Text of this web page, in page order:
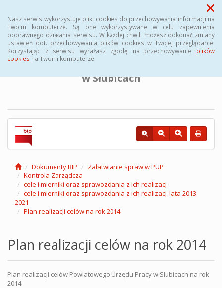
Nasz serwis wykorzystuje pliki cookies do przechowywania informacji na
Twoim komputerze. Są one wykorzystywane w celu zapewnienia
poprawnego działania serwisu. W każdej chwili możesz dokonać zmiany
ustawień dot. przechowywania plików cookies w Twojej przeglądarce.
Korzystając z serwisu wyrażasz zgodę na przechowywanie plików
cookies na Twoim komputerze.
Menu
BIULETYN INFORMACJI PUBLICZNEJ
Powiatowego Urzędu Pracy
w Słubicach
Dokumenty BIP
Załatwianie spraw w PUP
Kontrola Zarządcza
cele i mierniki oraz sprawozdania z ich realizacji
cele i mierniki oraz sprawozdania z ich realizacji lata 2013-
2021
Plan realizacji celów na rok 2014
Plan realizacji celów na rok 2014
Plan realizacji celów Powiatowego Urzędu Pracy w Słubicach na rok
2014.